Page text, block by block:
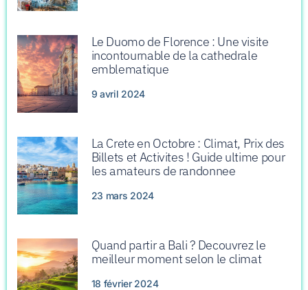
Le Duomo de Florence : Une visite
incontournable de la cathedrale
emblematique
9 avril 2024
La Crete en Octobre : Climat, Prix des
Billets et Activites ! Guide ultime pour
les amateurs de randonnee
23 mars 2024
Quand partir a Bali ? Decouvrez le
meilleur moment selon le climat
18 février 2024